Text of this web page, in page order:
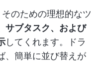
のための理想的なツ
サブタスク、および
してくれます。ドラ
、簡単に並び替えが